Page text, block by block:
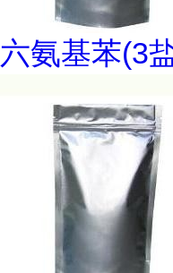
六氨基苯(3